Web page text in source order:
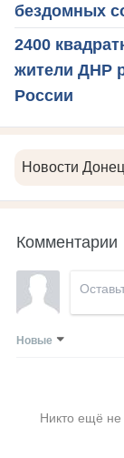
бездомных
2400
жители ДНР
России
Новости
Комментарии
Новые
Никто ещё не